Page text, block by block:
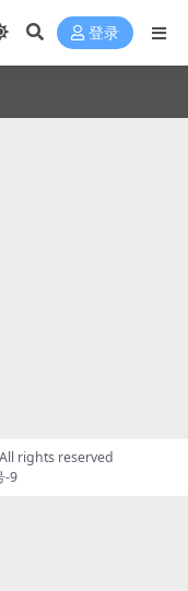
登录
rights reserved
-9